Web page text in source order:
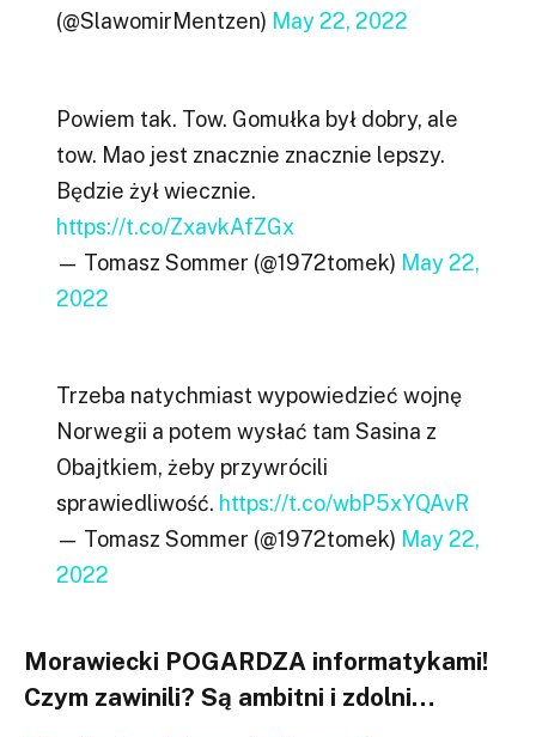
(@SlawomirMentzen) May 22, 2022
Powiem tak. Tow. Gomułka był dobry, ale
tow. Mao jest znacznie znacznie lepszy.
Będzie żył wiecznie.
https://t.co/ZxavkAfZGx
— Tomasz Sommer (@1972tomek) May 22,
2022
Trzeba natychmiast wypowiedzieć wojnę
Norwegii a potem wysłać tam Sasina z
Obajtkiem, żeby przywrócili
sprawiedliwość. https://t.co/wbP5xYQAvR
— Tomasz Sommer (@1972tomek) May 22,
2022
Morawiecki POGARDZA informatykami!
Czym zawinili? Są ambitni i zdolni…